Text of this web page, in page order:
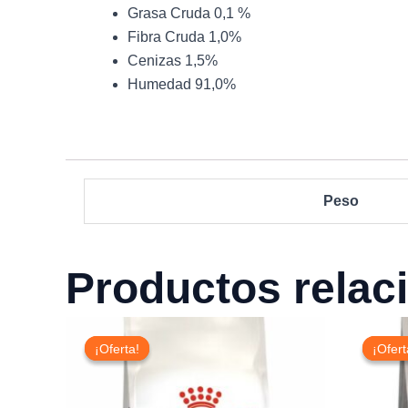
Grasa Cruda 0,1 %
Fibra Cruda 1,0%
Cenizas 1,5%
Humedad 91,0%
Peso
Productos
¡Oferta!
¡Oferta!
$14.990